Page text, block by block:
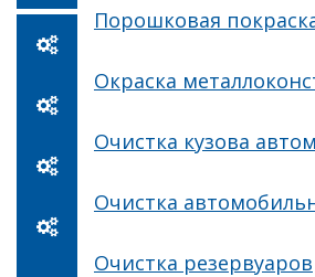
Порошковая
Окраска
Очистка кузова
Очистка
Очистка резервуаров